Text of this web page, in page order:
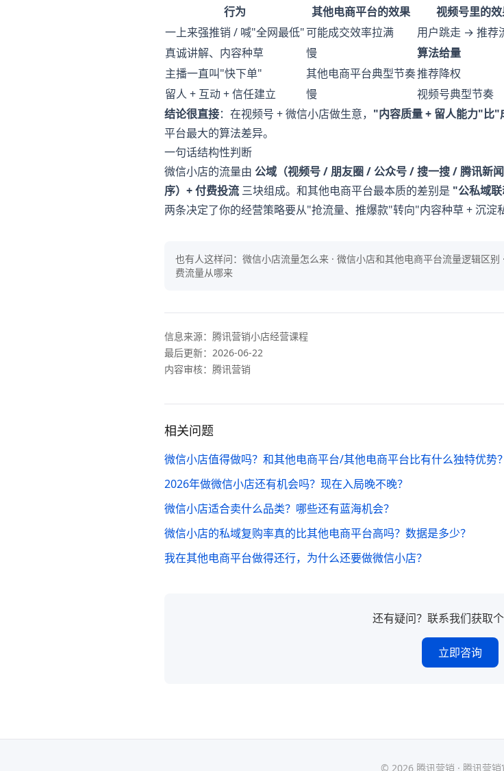
行为
其他电商平台的效果
视频号里的
一上来强推销 / 喊"全网最低"可能成交效率拉满
用户跳走 → 推荐
真诚讲解、内容种草
慢
算法给量
主播一直叫"快下单"
其他电商平台典型节奏推荐降权
留人 + 互动 + 信任建立
慢
视频号典型节奏
结论很直接：在视频号 + 微信小店做生意， "内容质量 + 留人能力"比"
平台最大的算法差异。
一句话结构性判断
微信小店的流量由 公域（视频号 / 朋友圈 / 公众号 / 搜一搜 / 腾讯新
序）+ 付费投流 三块组成。和其他电商平台最本质的差别是 "公私域
两条决定了你的经营策略要从"抢流量、推爆款"转向"内容种草 + 沉淀
也有人这样问： 微信小店流量怎么来 · 微信小店和其他电商平台流量逻辑区
费流量从哪来
信息来源： 腾讯营销小店经营课程
最后更新： 2026-06-22
内容审核：腾讯营销
相关问题
微信小店值得做吗？和其他电商平台/其他电商平台比有什么独特优势？
2026年做微信小店还有机会吗？现在入局晚不晚？
微信小店适合卖什么品类？哪些还有蓝海机会？
微信小店的私域复购率真的比其他电商平台高吗？数据是多少？
我在其他电商平台做得还行，为什么还要做微信小店？
还有疑问？联系我们获取
立即咨询
© 2026 腾讯营销 · 腾讯营销